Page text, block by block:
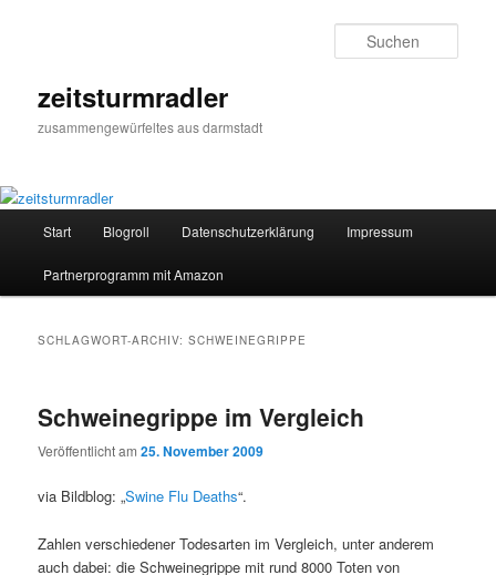
zeitsturmradler
zusammengewürfeltes aus darmstadt
Start Blogroll Datenschutzerklärung Impressum
Partnerprogramm mit Amazon
SCHLAGWORT-ARCHIV:SCHWEINEGRIPPE
Schweinegrippe im Vergleich
Veröffentlicht am25. November 2009
via Bildblog: „Swine Flu Deaths“.
Zahlen verschiedener Todesarten im Vergleich, unter anderem
auch dabei: die Schweinegrippe mit rund 8000 Toten von